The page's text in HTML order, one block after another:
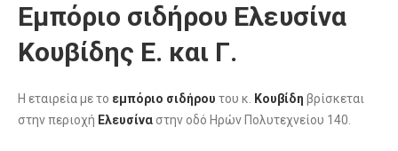
Εμπόριο σιδήρου Ελευσίνα
Κουβίδης Ε. και Γ.
Η εταιρεία με το εμπόριο σιδήρου του κ. Κουβίδη βρίσκεται
στην περιοχή Ελευσίνα στην οδό Ηρών Πολυτεχνείου 140.